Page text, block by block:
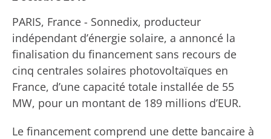
PARIS, France - Sonnedix, producteur
indépendant d’énergie solaire, a annoncé la
finalisation du financement sans recours de
cinq centrales solaires photovoltaïques en
France, d’une capacité totale installée de 55
MW, pour un montant de 189 millions d’EUR.
Le financement comprend une dette bancaire à